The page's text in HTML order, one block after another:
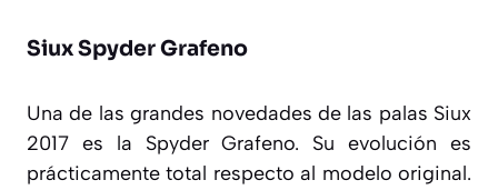
Siux Spyder Grafeno
Una de las grandes novedades de las palas Siux
2017 es la Spyder Grafeno. Su evolución es
prácticamente total respecto al modelo original.